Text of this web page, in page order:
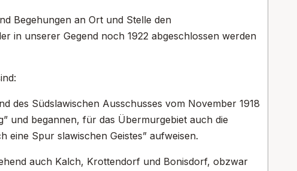
Begehungen an Ort und Stelle den
in unserer Gegend noch 1922 abgeschlossen werden
des Südslawischen Ausschusses vom November 1918
und begannen, für das Übermurgebiet auch die
eine Spur slawischen Geistes” aufweisen.
auch Kalch, Krottendorf und Bonisdorf, obzwar